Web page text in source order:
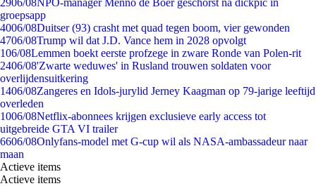
2906/08NPO-manager Menno de Boer geschorst na dickpic in
groepsapp
4006/08Duitser (93) crasht met quad tegen boom, vier gewonden
4706/08Trump wil dat J.D. Vance hem in 2028 opvolgt
106/08Lemmen boekt eerste profzege in zware Ronde van Polen-rit
2406/08'Zwarte weduwes' in Rusland trouwen soldaten voor
overlijdensuitkering
1406/08Zangeres en Idols-jurylid Jerney Kaagman op 79-jarige leeftijd
overleden
1006/08Netflix-abonnees krijgen exclusieve early access tot
uitgebreide GTA VI trailer
6606/08Onlyfans-model met G-cup wil als NASA-ambassadeur naar
maan
Actieve items
Actieve items